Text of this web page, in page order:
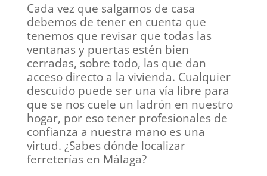
Cada vez que salgamos de casa
debemos de tener en cuenta que
tenemos que revisar que todas las
ventanas y puertas estén bien
cerradas, sobre todo, las que dan
acceso directo a la vivienda. Cualquier
descuido puede ser una vía libre para
que se nos cuele un ladrón en nuestro
hogar, por eso tener profesionales de
confianza a nuestra mano es una
virtud. ¿Sabes dónde localizar
ferreterías en Málaga?